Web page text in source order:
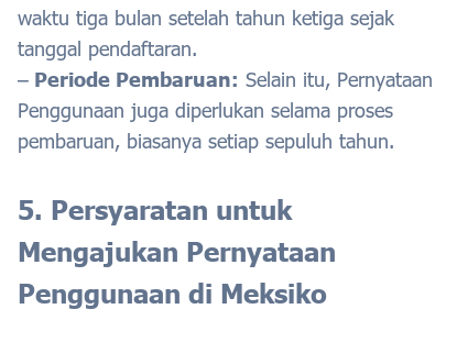
waktu tiga bulan setelah tahun ketiga sejak
tanggal pendaftaran.
– Periode Pembaruan: Selain itu, Pernyataan
Penggunaan juga diperlukan selama proses
pembaruan, biasanya setiap sepuluh tahun.
5. Persyaratan untuk
Mengajukan Pernyataan
Penggunaan di Meksiko